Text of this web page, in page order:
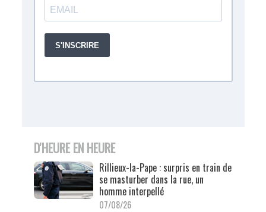
D'HEURE EN HEURE
Rillieux-la-Pape : surpris en train de
se masturber dans la rue, un
homme interpellé
07/08/26